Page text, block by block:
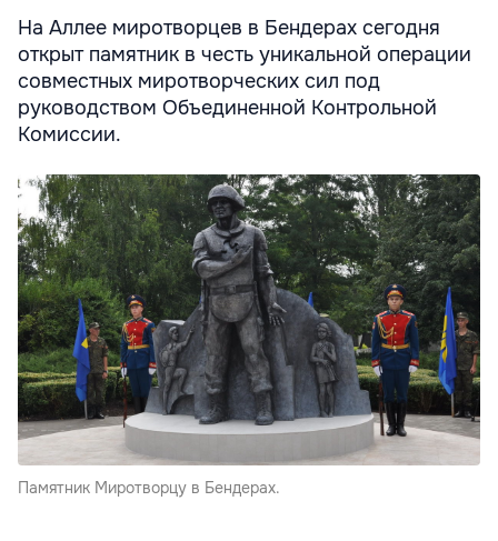
На Аллее миротворцев в Бендерах сегодня
открыт памятник в честь уникальной операции
совместных миротворческих сил под
руководством Объединенной Контрольной
Комиссии.
Памятник Миротворцу в Бендерах.